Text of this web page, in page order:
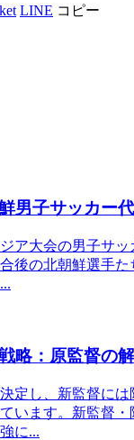
LINE コピー
男子サッカー
ア大会の男子サ
後の北朝鮮選手
略：原監督の
定し、新監督に
います。新監督
に...